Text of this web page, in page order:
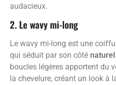
audacieux.
2. Le wavy mi-long
Le wavy mi-long est une
qui séduit par son côté naturel
boucles légères apportent du
la chevelure, créant un look à